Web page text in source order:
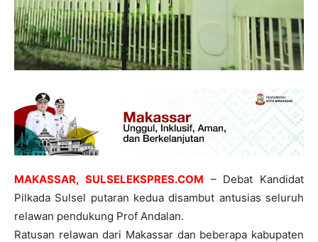
MAKASSAR, SULSELEKSPRES.COM – Debat Kandidat
Pilkada Sulsel putaran kedua disambut antusias seluruh
relawan pendukung Prof Andalan.
Ratusan relawan dari Makassar dan beberapa kabupaten